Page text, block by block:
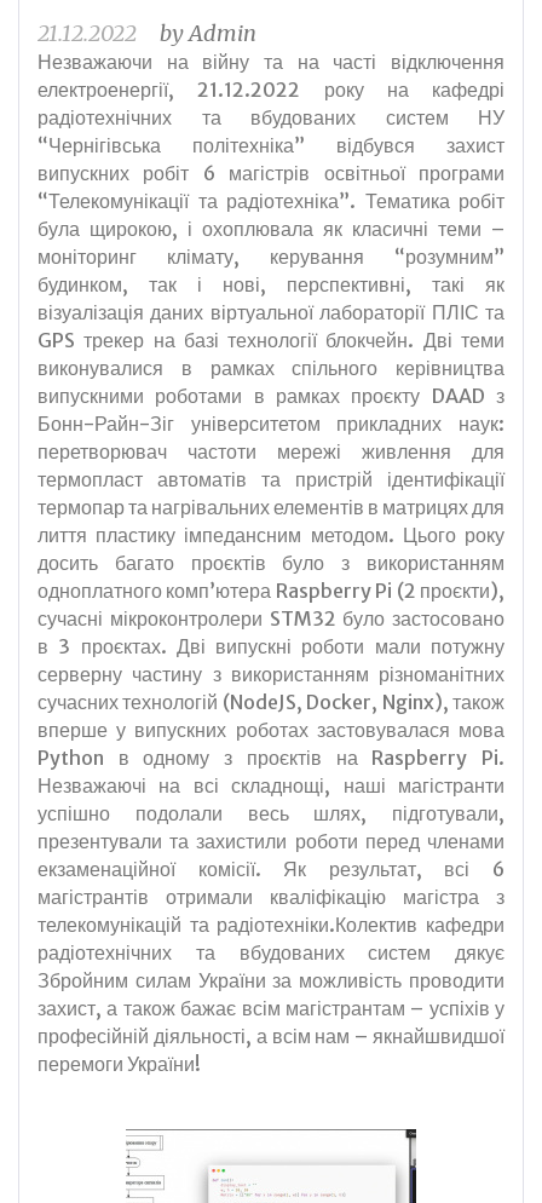
21.12.2022 byAdmin
Незважаючи на війну та на часті відключення
електроенергії, 21.12.2022 року на кафедрі
радіотехнічних та вбудованих систем НУ
“Чернігівська політехніка” відбувся захист
випускних робіт 6 магістрів освітньої програми
“Телекомунікації та радіотехніка”. Тематика робіт
була щирокою, і охоплювала як класичні теми –
моніторинг клімату, керування “розумним”
будинком, так і нові, перспективні, такі як
візуалізація даних віртуальної лабораторії ПЛІС та
GPS трекер на базі технології блокчейн. Дві теми
виконувалися в рамках спільного керівництва
випускними роботами в рамках проєкту DAAD з
Бонн-Райн-Зіг університетом прикладних наук:
перетворювач частоти мережі живлення для
термопласт автоматів та пристрій ідентифікації
термопар та нагрівальних елементів в матрицях для
лиття пластику імпедансним методом. Цього року
досить багато проєктів було з використанням
одноплатного комп’ютера Raspberry Pi (2 проєкти),
сучасні мікроконтролери STM32 було застосовано
в 3 проєктах. Дві випускні роботи мали потужну
серверну частину з використанням різноманітних
сучасних технологій (NodeJS, Docker, Nginx), також
вперше у випускних роботах застовувалася мова
Python в одному з проєктів на Raspberry Pi.
Незважаючі на всі складнощі, наші магістранти
успішно подолали весь шлях, підготували,
презентували та захистили роботи перед членами
екзаменаційної комісії. Як результат, всі 6
магістрантів отримали кваліфікацію магістра з
телекомунікацій та радіотехніки.Колектив кафедри
радіотехнічних та вбудованих систем дякує
Збройним силам України за можливість проводити
захист, а також бажає всім магістрантам – успіхів у
професійній діяльності, а всім нам – якнайшвидшої
перемоги України!